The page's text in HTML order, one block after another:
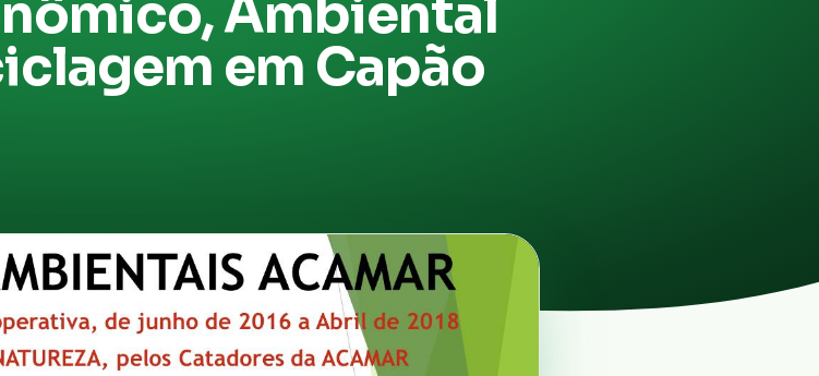
Ambiental
em Capão